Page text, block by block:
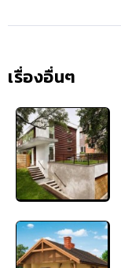
เรื่องอื่นๆ